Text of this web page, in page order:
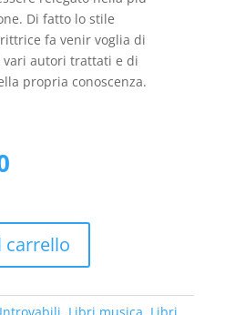
Di fatto lo stile
fa venir voglia di
vari autori trattati e di
propria conoscenza.
Il
è:
€9,00.
carrello